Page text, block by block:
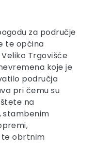
za područje
te općina
Trgovišće
koje je
područja
pri čemu su
na
stambenim
te obrtnim